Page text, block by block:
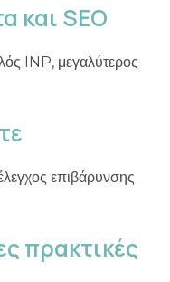
και SEO
INP, μεγαλύτερος
επιβάρυνσης
πρακτικές